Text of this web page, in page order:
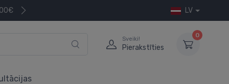
LV
Sveiki!
Pierakstīties
0